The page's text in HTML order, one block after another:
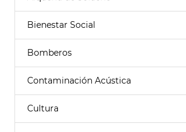
Bienestar Social
Bomberos
Contaminación Acústica
Cultura